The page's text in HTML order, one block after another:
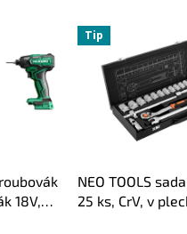
18V,
Tip
NEO TOOLS
25 ks, CrV, v